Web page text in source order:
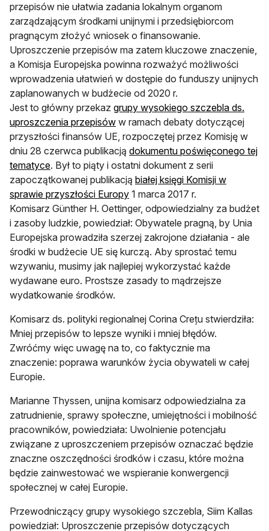
przepisów nie ułatwia zadania lokalnym organom
zarządzającym środkami unijnymi i przedsiębiorcom
pragnącym złożyć wniosek o finansowanie.
Uproszczenie przepisów ma zatem kluczowe znaczenie,
a Komisja Europejska powinna rozważyć możliwości
wprowadzenia ułatwień w dostępie do funduszy unijnych
zaplanowanych w budżecie od 2020 r.
Jest to główny przekaz grupy wysokiego szczebla ds.
uproszczenia przepisów w ramach debaty dotyczącej
przyszłości finansów UE, rozpoczętej przez Komisję w
dniu 28 czerwca publikacją dokumentu poświęconego tej
tematyce. Był to piąty i ostatni dokument z serii
zapoczątkowanej publikacją białej księgi Komisji w
sprawie przyszłości Europy 1 marca 2017 r.
Komisarz Günther H. Oettinger, odpowiedzialny za budżet
i zasoby ludzkie, powiedział: Obywatele pragną, by Unia
Europejska prowadziła szerzej zakrojone działania - ale
środki w budżecie UE się kurczą. Aby sprostać temu
wzywaniu, musimy jak najlepiej wykorzystać każde
wydawane euro. Prostsze zasady to mądrzejsze
wydatkowanie środków.
Komisarz ds. polityki regionalnej Corina Crețu stwierdziła:
Mniej przepisów to lepsze wyniki i mniej błędów.
Zwróćmy więc uwagę na to, co faktycznie ma
znaczenie: poprawa warunków życia obywateli w całej
Europie.
Marianne Thyssen, unijna komisarz odpowiedzialna za
zatrudnienie, sprawy społeczne, umiejętności i mobilność
pracowników, powiedziała: Uwolnienie potencjału
związane z uproszczeniem przepisów oznaczać będzie
znaczne oszczędności środków i czasu, które można
będzie zainwestować we wspieranie konwergencji
społecznej w całej Europie.
Przewodniczący grupy wysokiego szczebla, Siim Kallas
powiedział: Uproszczenie przepisów dotyczących